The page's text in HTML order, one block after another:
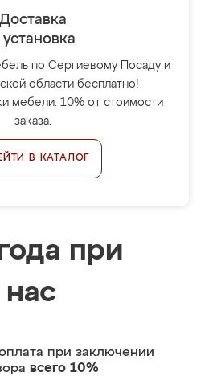
Доставка
установка
по Сергиевому Посаду и
области бесплатно!
мебели: 10% от стоимости
заказа.
В КАТАЛОГ
при
нас
при заключении
всего 10%